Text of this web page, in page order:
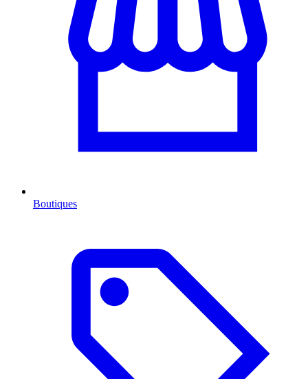
Boutiques